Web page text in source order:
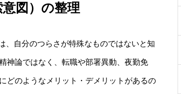
図）の整理
、自分のつらさが特殊なものではないと知
神論ではなく、転職や部署異動、夜勤免
どのようなメリット・デメリットがあるの